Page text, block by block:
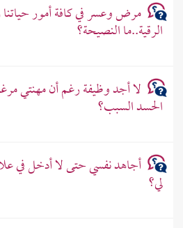
مرض وعسر في كافة أمور حياتنا
الرقية..ما النصيحة؟
لا أجد وظيفة رغم أن مهنتي
الحسد السبب؟
أجاهد نفسي حتى لا أدخل في
لي؟